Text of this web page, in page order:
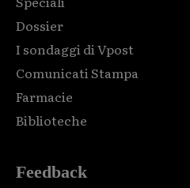
Dossier
I sondaggi di Vpost
Comunicati Stampa
Farmacie
Biblioteche
Feedback